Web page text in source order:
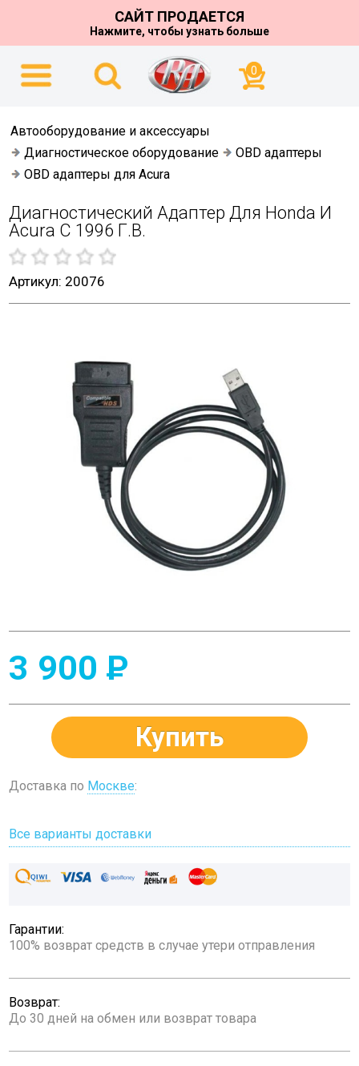
САЙТ ПРОДАЕТСЯ
Нажмите, чтобы узнать больше
0
Автооборудование и аксессуары
Диагностическое оборудование
OBD адаптеры
OBD адаптеры для Acura
Диагностический Адаптер Для Honda И
Acura С 1996 Г.в.
Артикул: 20076
3 900 P
Купить
Доставка по Москве:
Все варианты доставки
Гарантии:
100% возврат средств в случае утери отправления
Возврат:
До 30 дней на обмен или возврат товара